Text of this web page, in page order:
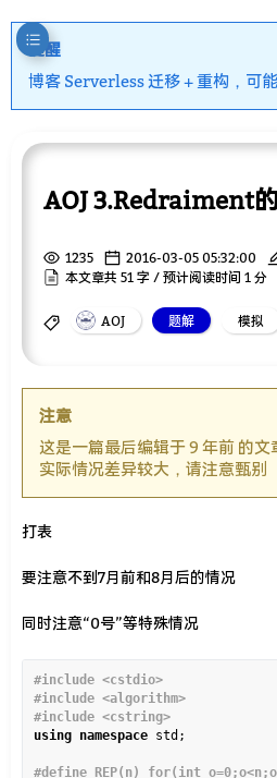
提醒
博客 Serverless 迁移 + 重构，可
AOJ 3.Redraiment
1235 2016-03-05 05:32:00
本文章共 51 字 / 预计阅读时间 1 分
AOJ 题解 模拟
注意
这是一篇最后编辑于 9 年前 的
实际情况差异较大，请注意甄别
打表
要注意不到7月前和8月后的情况
同时注意“0号”等特殊情况
#include <cstdio>
#include <algorithm>
#include <cstring>
using namespace std;